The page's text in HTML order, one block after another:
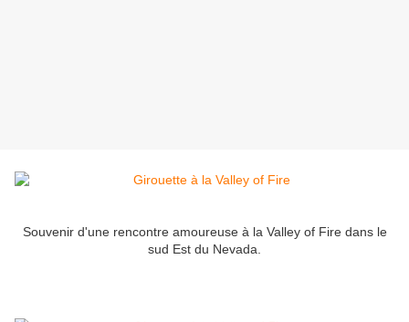
Souvenir d'une rencontre amoureuse à la Valley of Fire dans le
sud Est du Nevada.